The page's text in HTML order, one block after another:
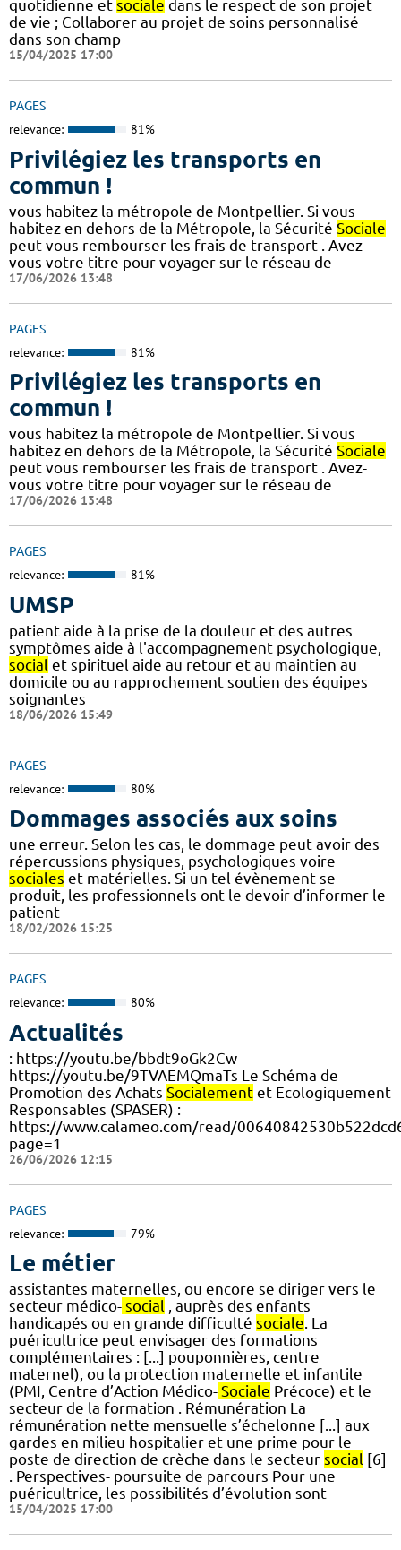
quotidienne et sociale dans le respect de son projet
de vie ; Collaborer au projet de soins personnalisé
dans son champ
15/04/2025 17:00
PAGES
relevance: 81%
Privilégiez les transports en
commun !
vous habitez la métropole de Montpellier. Si vous
habitez en dehors de la Métropole, la Sécurité Sociale
peut vous rembourser les frais de transport . Avez-
vous votre titre pour voyager sur le réseau de
17/06/2026 13:48
PAGES
relevance: 81%
Privilégiez les transports en
commun !
vous habitez la métropole de Montpellier. Si vous
habitez en dehors de la Métropole, la Sécurité Sociale
peut vous rembourser les frais de transport . Avez-
vous votre titre pour voyager sur le réseau de
17/06/2026 13:48
PAGES
relevance: 81%
UMSP
patient aide à la prise de la douleur et des autres
symptômes aide à l'accompagnement psychologique,
social et spirituel aide au retour et au maintien au
domicile ou au rapprochement soutien des équipes
soignantes
18/06/2026 15:49
PAGES
relevance: 80%
Dommages associés aux soins
une erreur. Selon les cas, le dommage peut avoir des
répercussions physiques, psychologiques voire
sociales et matérielles. Si un tel évènement se
produit, les professionnels ont le devoir d’informer le
patient
18/02/2026 15:25
PAGES
relevance: 80%
Actualités
: https://youtu.be/bbdt9oGk2Cw
https://youtu.be/9TVAEMQmaTs Le Schéma de
Promotion des Achats Socialement et Ecologiquement
Responsables (SPASER) :
https://www.calameo.com/read/
page=1
26/06/2026 12:15
PAGES
relevance: 79%
Le métier
assistantes maternelles, ou encore se diriger vers le
secteur médico- social , auprès des enfants
handicapés ou en grande difficulté sociale. La
puéricultrice peut envisager des formations
complémentaires : [...] pouponnières, centre
maternel), ou la protection maternelle et infantile
(PMI, Centre d’Action Médico- Sociale Précoce) et le
secteur de la formation . Rémunération La
rémunération nette mensuelle s’échelonne [...] aux
gardes en milieu hospitalier et une prime pour le
poste de direction de crèche dans le secteur social [6]
. Perspectives- poursuite de parcours Pour une
puéricultrice, les possibilités d’évolution sont
15/04/2025 17:00